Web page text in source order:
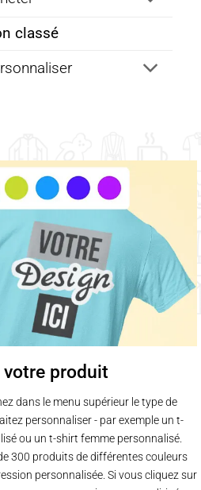
classé
produit
dans le menu supérieur le type de
personnaliser - par exemple un t-
ou un t-shirt femme personnalisé.
300 produits de différentes couleurs
personnalisée. Si vous cliquez sur